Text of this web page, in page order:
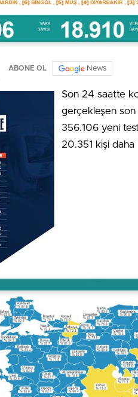
ABONE OL News
Son 24 saatte
gerçekleşen son
356.106 yeni test
20.351 kişi daha